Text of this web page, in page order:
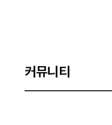
커뮤니티